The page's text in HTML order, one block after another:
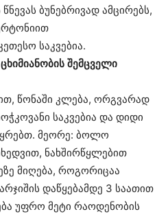
ბუნებრივად ამცირებს,
საკვებია.
ცხიმიანობის შემცველი
წონაში კლება, ორგვარად
საკვებია და დიდი
მეორე: ბოლო
ნახშირწყლებით
მიღება, როგორიცაა
დაწყებამდე 3 საათით
უფრო მეტი რაოდენობის